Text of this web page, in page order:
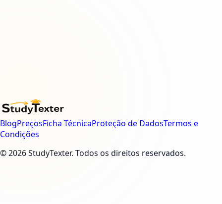
BlogPreçosFicha TécnicaProteção de DadosTermos e
Condições
© 2026 StudyTexter. Todos os direitos reservados.